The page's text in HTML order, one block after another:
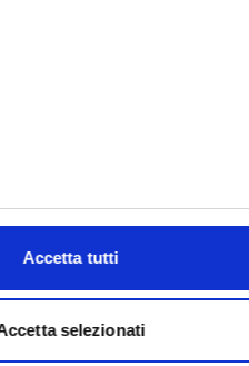
Accetta tutti
selezionati
ICT